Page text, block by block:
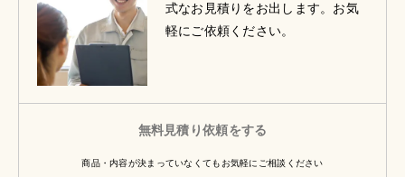
式なお見積りをお出します。お気
軽にご依頼ください。
無料見積り依頼をする
商品・内容が決まっていなくてもお気軽にご相談ください